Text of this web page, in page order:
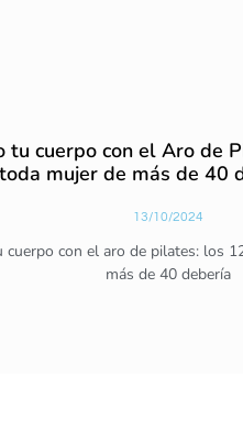
tu cuerpo con el Aro de
mujer de más de 40
13/10/2024
cuerpo con el aro de pilates: los
más de 40 debería